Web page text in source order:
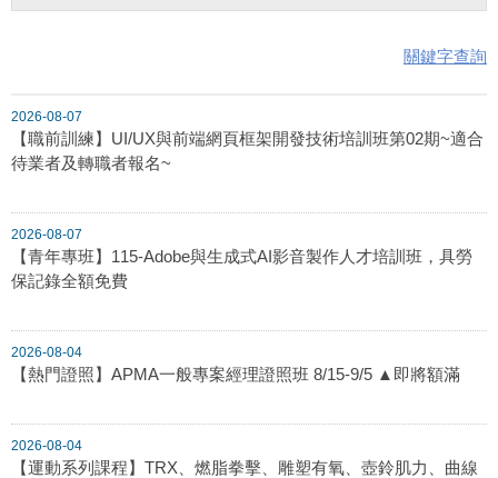
關鍵字查詢
2026-08-07
【職前訓練】UI/UX與前端網頁框架開發技術培訓班第02期~適合
待業者及轉職者報名~
2026-08-07
【青年專班】115-Adobe與生成式AI影音製作人才培訓班，具勞
保記錄全額免費
2026-08-04
【熱門證照】APMA一般專案經理證照班 8/15-9/5 ▲即將額滿
2026-08-04
【運動系列課程】TRX、燃脂拳擊、雕塑有氧、壺鈴肌力、曲線